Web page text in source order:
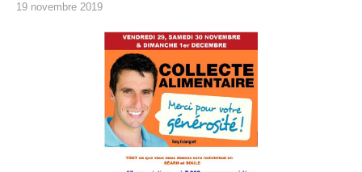
19 novembre 2019